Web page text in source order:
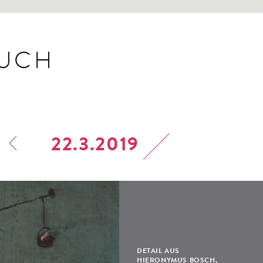
22.3.2019
DETAIL AUS
HIERONYMUS BOSCH,